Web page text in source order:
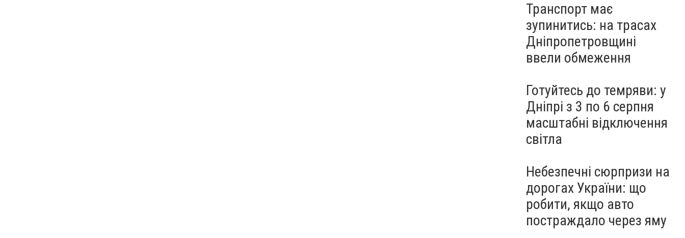
Транспорт має
зупинитись: на трасах
Дніпропетровщині
ввели обмеження
Готуйтесь до темряви: у
Дніпрі з 3 по 6 серпня
масштабні відключення
світла
Небезпечні сюрпризи на
дорогах України: що
робити, якщо авто
постраждало через яму